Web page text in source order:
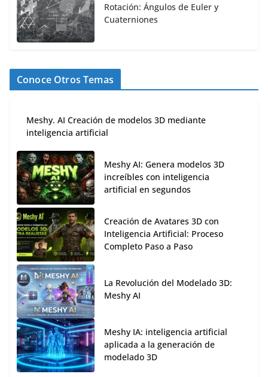
Rotación: Ángulos de Euler y
Cuaterniones
Conoce Otros Temas
Meshy. AI Creación de modelos 3D mediante
inteligencia artificial
Meshy AI: Genera modelos 3D
increíbles con inteligencia
artificial en segundos
Creación de Avatares 3D con
Inteligencia Artificial: Proceso
Completo Paso a Paso
La Revolución del Modelado 3D:
Meshy AI
Meshy IA: inteligencia artificial
aplicada a la generación de
modelado 3D